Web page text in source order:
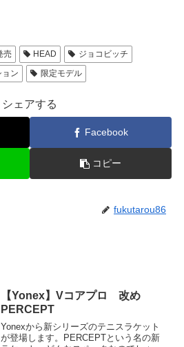
売 HEAD
ジョコビッチ
ョン
限定モデル
シェアする
Facebook
コピー
fukutarou86
【Yonex】Vコアプロ 改め
PERCEPT
Yonexから新シリーズのテニスラケット
が登場します。PERCEPTという名の新